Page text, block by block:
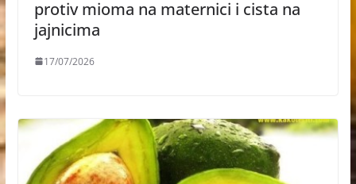
protiv mioma na maternici i cista na
jajnicima
17/07/2026